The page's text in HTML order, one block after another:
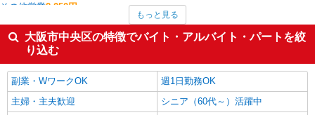
その他営業2,050円
施工管理・現場監督1,850円
法人営業1,808円
電気・ガス・水道工事/設備工事
大阪市中央区の他の職種の平均時給を見る
もっと見る
大阪市中央区の特徴でバイト・アルバイト・パートを絞
り込む
副業・WワークOK
週1日勤務OK
主婦・主夫歓迎
シニア（60代～）活躍中